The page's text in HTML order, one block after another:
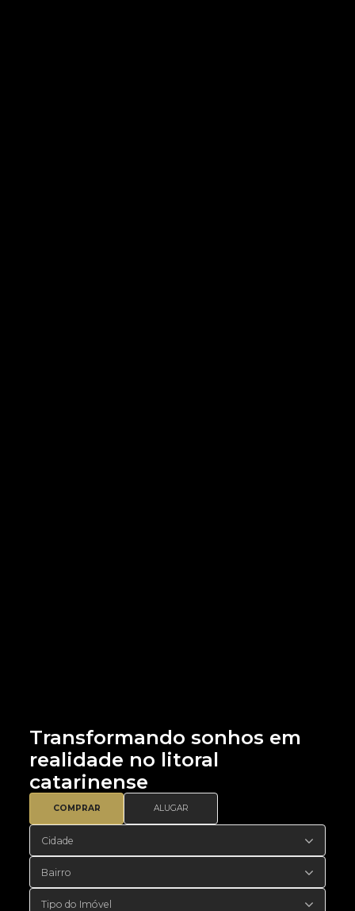
Transformando sonhos em
realidade no litoral
catarinense
COMPRAR ALUGAR
Cidade
Bairro
Tipo do Imóvel